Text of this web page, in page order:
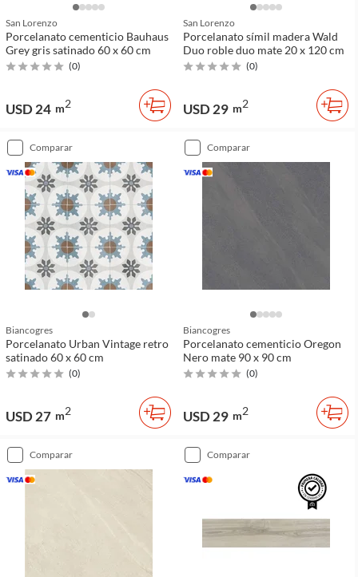
San Lorenzo
Porcelanato cementicio Bauhaus
Grey gris satinado 60 x 60 cm
(0)
USD 24 m2
San Lorenzo
Porcelanato símil madera Wald
Duo roble duo mate 20 x 120 cm
(0)
USD 29 m2
comparar
Biancogres
Porcelanato Urban Vintage retro
satinado 60 x 60 cm
(0)
USD 27 m2
comparar
Biancogres
Porcelanato cementicio Oregon
Nero mate 90 x 90 cm
(0)
USD 29 m2
comparar comparar